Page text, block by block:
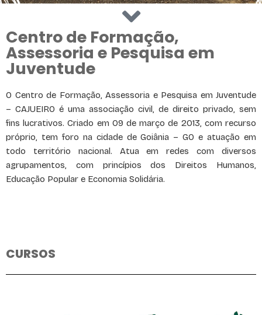
Centro de Formação,
Assessoria e Pesquisa em
Juventude
O Centro de Formação, Assessoria e Pesquisa em Juventude
– CAJUEIRO é uma associação civil, de direito privado, sem
fins lucrativos. Criado em 09 de março de 2013, com recurso
próprio, tem foro na cidade de Goiânia – GO e atuação em
todo território nacional. Atua em redes com diversos
agrupamentos, com princípios dos Direitos Humanos,
Educação Popular e Economia Solidária.
CURSOS